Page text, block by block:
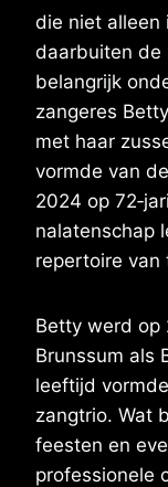
die niet alleen
daarbuiten de
belangrijk
zangeres
met haar
vormde van
2024 op
nalatenschap
repertoire van
Betty werd op
Brunssum als
leeftijd
zangtrio. Wat
feesten en
professionele